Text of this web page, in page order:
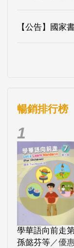
【公告】國家
暢銷排行榜
1
學華語向前走
孫懿芬等／優